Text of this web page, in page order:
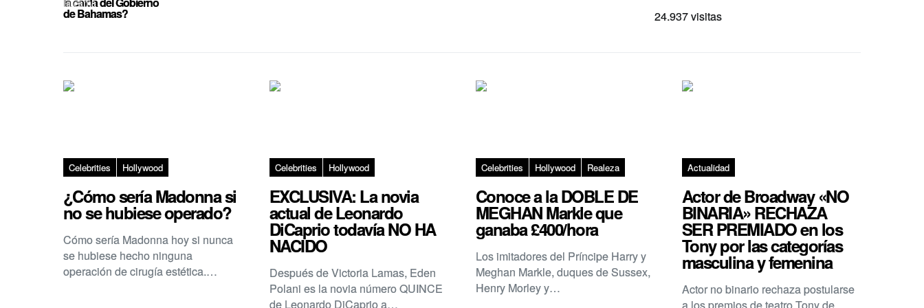
de Bahamas? 24.937 visitas
Celebrities Hollywood
¿Cómo sería Madonna si
no se hubiese operado?
Cómo sería Madonna hoy si nunca
se hubiese hecho ninguna
operación de cirugía estética.…
Celebrities Hollywood
EXCLUSIVA: La novia
actual de Leonardo
DiCaprio todavía NO HA
NACIDO
Después de Victoria Lamas, Eden
Polani es la novia número QUINCE
de Leonardo DiCaprio a…
Celebrities Hollywood Realeza
Conoce a la DOBLE DE
MEGHAN Markle que
ganaba £400/hora
Los imitadores del Príncipe Harry y
Meghan Markle, duques de Sussex,
Henry Morley y…
Actualidad
Actor de Broadway «NO
BINARIA» RECHAZA
SER PREMIADO en los
Tony por las categorías
masculina y femenina
Actor no binario rechaza postularse